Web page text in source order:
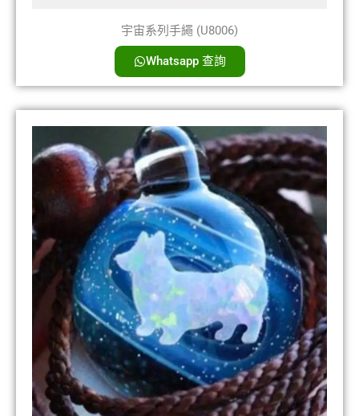
宇宙系列手繩 (U8006)
Whatsapp 查詢